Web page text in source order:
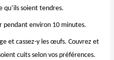
qu’ils soient tendres.
pendant environ 10 minutes.
et cassez-y les œufs. Couvrez et
cuits selon vos préférences.